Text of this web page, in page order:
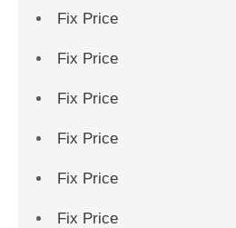
Fix Price
Fix Price
Fix Price
Fix Price
Fix Price
Fix Price